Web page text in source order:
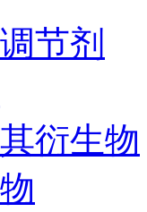
节剂
衍生物